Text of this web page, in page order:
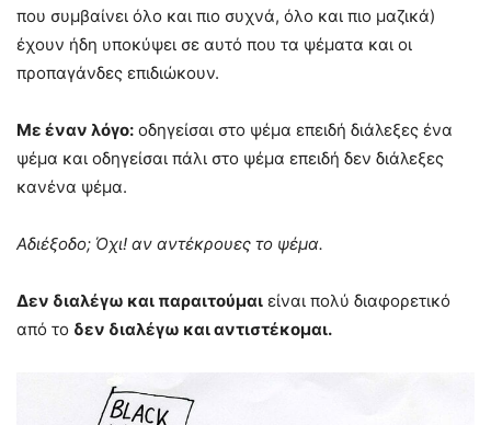
που συμβαίνει όλο και πιο συχνά, όλο και πιο μαζικά)
έχουν ήδη υποκύψει σε αυτό που τα ψέματα και οι
προπαγάνδες επιδιώκουν.
Με έναν λόγο: οδηγείσαι στο ψέμα επειδή διάλεξες ένα
ψέμα και οδηγείσαι πάλι στο ψέμα επειδή δεν διάλεξες
κανένα ψέμα.
Αδιέξοδο; Όχι! αν αντέκρουες το ψέμα.
Δεν διαλέγω και παραιτούμαι είναι πολύ διαφορετικό
από το δεν διαλέγω και αντιστέκομαι.